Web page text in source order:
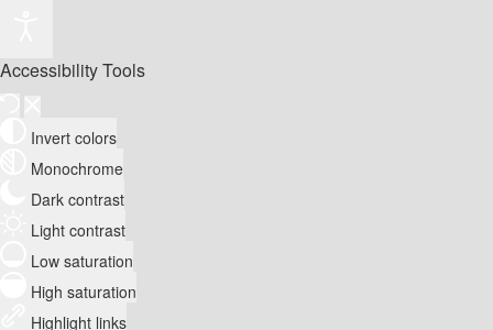
Accessibility Tools
Invert colors
Monochrome
Dark contrast
Light contrast
Low saturation
High saturation
Highlight links